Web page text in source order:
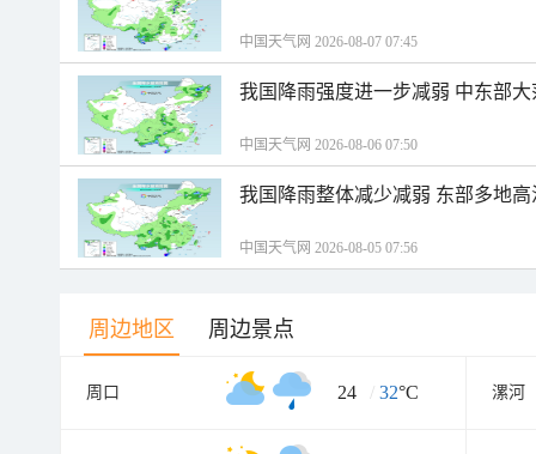
中国天气网 2026-08-07 07:45
我国降雨强度进一步减弱 中东部
中国天气网 2026-08-06 07:50
我国降雨整体减少减弱 东部多地
中国天气网 2026-08-05 07:56
周边地区 周边景点
周口 24 / 32°C 漯河